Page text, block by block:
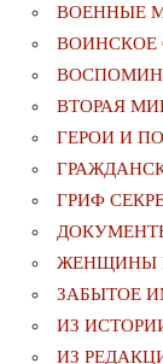
ВОЕННЫЕ
ВОИНСКОЕ
ВТОРАЯ
ГЕРОИ И
ГРИФ
ЖЕНЩИНЫ
ЗАБЫТОЕ
ИЗ
ИЗ